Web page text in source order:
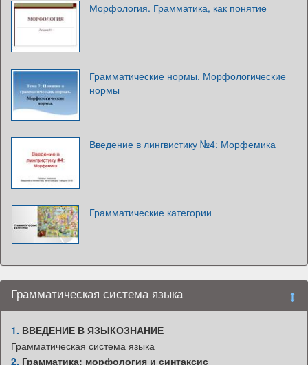
Морфология. Грамматика, как понятие
Грамматические нормы. Морфологические
нормы
Введение в лингвистику №4: Морфемика
Грамматические категории
Грамматическая система языка
1. ВВЕДЕНИЕ В ЯЗЫКОЗНАНИЕ
Грамматическая система языка
2. Грамматика: морфология и синтаксис